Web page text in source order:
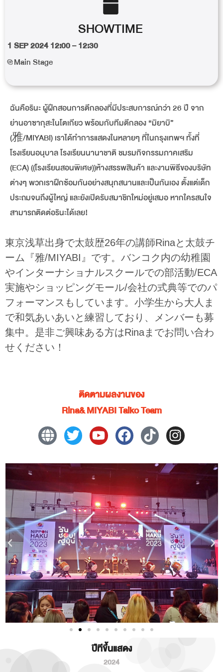
SHOWTIME
1 SEP 2024 12:00 – 12:30
@Main Stage
ฉันคือรินะ ผู้ฝึกสอนการตีกลองที่มีประสบการณ์กว่า 26 ปี จาก
ย่านอาซากุสะในโตเกียว พร้อมกับทีมตีกลอง “มิยาบิ”
(雅/MIYABI) เราได้ทำการแสดงในหลายๆ ที่ในกรุงเทพฯ ทั้งที่
โรงเรียนอนุบาล โรงเรียนนานาชาติ ชมรมกิจกรรมภาคเสริม
(ECA) ((โรงเรียนสอนพิเศษ))ห้างสรรพสินค้า และงานพิธีของบริษัท
ต่างๆ พวกเราฝึกซ้อมกันอย่างสนุกสนานและเป็นกันเอง ตั้งแต่เด็ก
ประถมจนถึงผู้ใหญ่ และยังเปิดรับสมาชิกใหม่อยู่เสมอ หากใครสนใจ
สามารถติดต่อรินะได้เลย!
東京浅草出身で太鼓歴26年の講師Rinaと太鼓チ
ーム『雅/MIYABI』です。バンコク内の幼稚園
やインターナショナルスクールでの部活動/ECA
実施やショッピングモール/会社の式典等でのパ
フォーマンスもしています。小学生から大人ま
で和気あいあいと練習しており、メンバーも募
集中。是非ご興味ある方はRinaまでお問い合わ
せください！
ติดตามผลงานของ
Rina& MIYABI Taiko Team
ปีทีขึ้นแสดง
2024